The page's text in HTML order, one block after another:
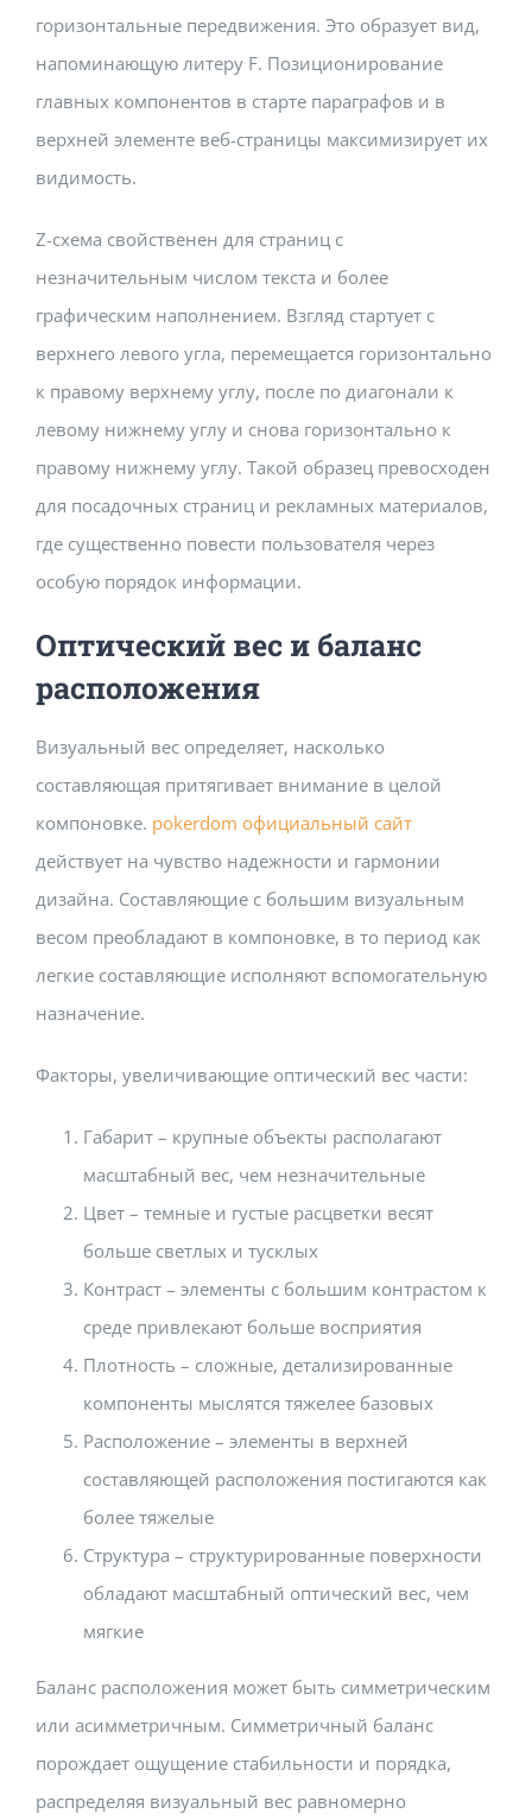
горизонтальные передвижения. Это образует вид,
напоминающую литеру F. Позиционирование
главных компонентов в старте параграфов и в
верхней элементе веб-страницы максимизирует их
видимость.
Z-схема свойственен для страниц с
незначительным числом текста и более
графическим наполнением. Взгляд стартует с
верхнего левого угла, перемещается горизонтально
к правому верхнему углу, после по диагонали к
левому нижнему углу и снова горизонтально к
правому нижнему углу. Такой образец превосходен
для посадочных страниц и рекламных материалов,
где существенно повести пользователя через
особую порядок информации.
Оптический вес и баланс
расположения
Визуальный вес определяет, насколько
составляющая притягивает внимание в целой
компоновке. pokerdom официальный сайт
действует на чувство надежности и гармонии
дизайна. Составляющие с большим визуальным
весом преобладают в компоновке, в то период как
легкие составляющие исполняют вспомогательную
назначение.
Факторы, увеличивающие оптический вес части:
Габарит – крупные объекты располагают
масштабный вес, чем незначительные
Цвет – темные и густые расцветки весят
больше светлых и тусклых
Контраст – элементы с большим контрастом к
среде привлекают больше восприятия
Плотность – сложные, детализированные
компоненты мыслятся тяжелее базовых
Расположение – элементы в верхней
составляющей расположения постигаются как
более тяжелые
Структура – структурированные поверхности
обладают масштабный оптический вес, чем
мягкие
Баланс расположения может быть симметрическим
или асимметричным. Симметричный баланс
порождает ощущение стабильности и порядка,
распределяя визуальный вес равномерно